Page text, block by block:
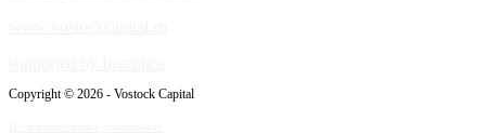
Copyright © 2026 - Vostock Capital